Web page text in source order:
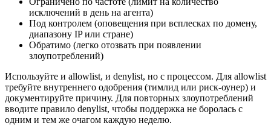
исключений в день на агента)
Под контролем (оповещения при всплесках по домену,
диапазону IP или стране)
Обратимо (легко отозвать при появлении
злоупотреблений)
Используйте и allowlist, и denylist, но с процессом. Для allowlist
требуйте внутреннего одобрения (тимлид или риск-оунер) и
документируйте причину. Для повторных злоупотреблений
вводите правило denylist, чтобы поддержка не боролась с
одним и тем же очагом каждую неделю.